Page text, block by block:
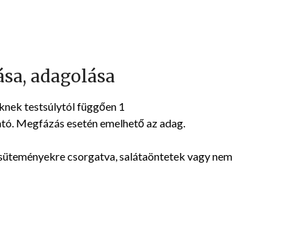
adagolása
testsúlytól függően 1
Megfázás esetén emelhető az adag.
csorgatva, salátaöntetek vagy nem